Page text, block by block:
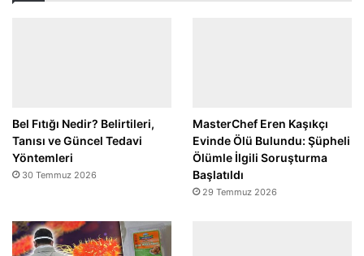
Bel Fıtığı Nedir? Belirtileri,
Tanısı ve Güncel Tedavi
Yöntemleri
30 Temmuz 2026
MasterChef Eren Kaşıkçı
Evinde Ölü Bulundu: Şüpheli
Ölümle İlgili Soruşturma
Başlatıldı
29 Temmuz 2026